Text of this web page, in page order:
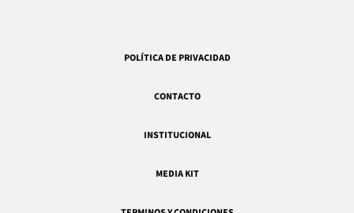
POLÍTICA DE PRIVACIDAD
CONTACTO
INSTITUCIONAL
MEDIA KIT